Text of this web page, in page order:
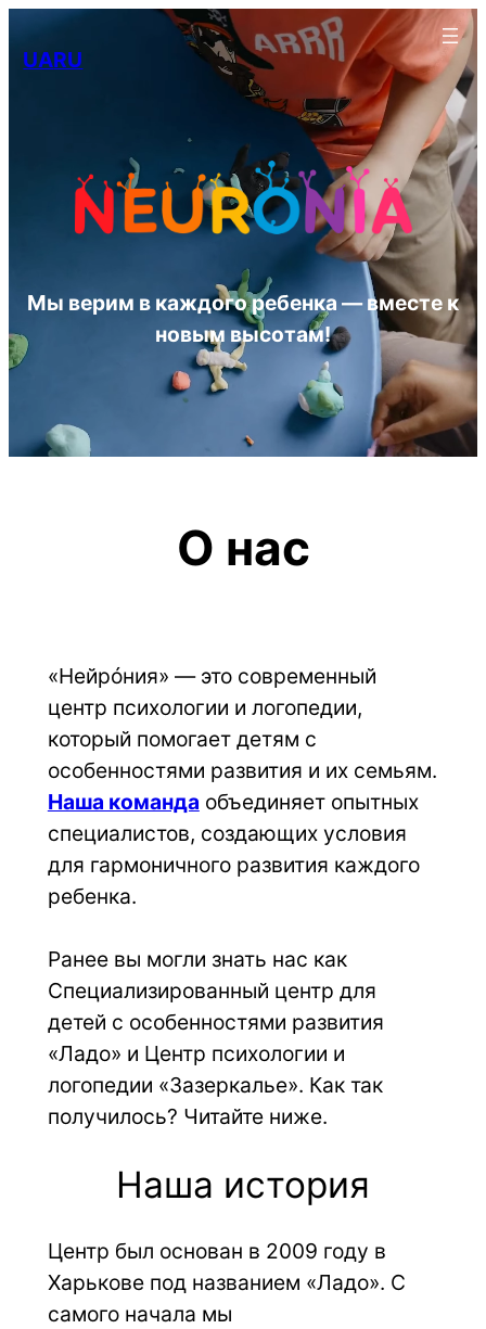
Перейти
UARU
Мы верим в каждого ребенка — вместе к
новым высотам!
О нас
«Нейрóния» — это современный
центр психологии и логопедии,
который помогает детям с
Наша команда объединяет опытных
специалистов, создающих условия
для гармоничного развития каждого
ребенка.
Ранее вы могли знать нас как
Специализированный центр для
детей с особенностями развития
«Ладо» и Центр психологии и
логопедии «Зазеркалье». Как так
получилось? Читайте ниже.
Наша история
Центр был основан в 2009 году в
Харькове под названием «Ладо». С
самого начала мы